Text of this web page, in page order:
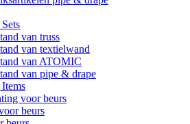
van truss
van textielwand
van ATOMIC
van pipe & drape
voor beurs
beurs